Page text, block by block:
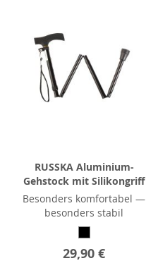
RUSSKA Aluminium-
Gehstock mit Silikongriff
Besonders komfortabel —
besonders stabil
29,90 €